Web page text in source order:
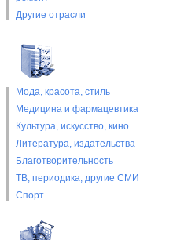
Другие отрасли
Мода, красота, стиль
Медицина и фармацевтика
Культура, искусство, кино
Литература, издательства
Благотворительность
ТВ, периодика, другие СМИ
Спорт